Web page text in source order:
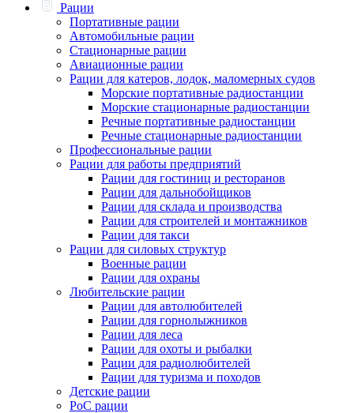
Рации
Портативные рации
Автомобильные рации
Стационарные рации
Авиационные рации
Рации для катеров, лодок, маломерных судов
Морские портативные радиостанции
Морские стационарные радиостанции
Речные портативные радиостанции
Речные стационарные радиостанции
Профессиональные рации
Рации для работы предприятий
Рации для гостиниц и ресторанов
Рации для дальнобойщиков
Рации для склада и производства
Рации для строителей и монтажников
Рации для такси
Рации для силовых структур
Военные рации
Рации для охраны
Любительские рации
Рации для автолюбителей
Рации для горнолыжников
Рации для леса
Рации для охоты и рыбалки
Рации для радиолюбителей
Рации для туризма и походов
Детские рации
PoC рации